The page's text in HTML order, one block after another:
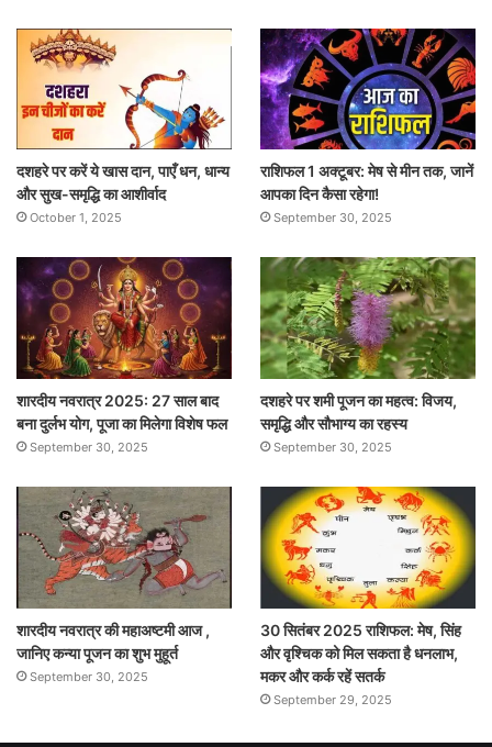
दशहरे पर करें ये खास दान, पाएँ धन, धान्य
और सुख-समृद्धि का आशीर्वाद
October 1, 2025
राशिफल 1 अक्टूबर: मेष से मीन तक, जानें
आपका दिन कैसा रहेगा!
September 30, 2025
शारदीय नवरात्र 2025: 27 साल बाद
बना दुर्लभ योग, पूजा का मिलेगा विशेष फल
September 30, 2025
दशहरे पर शमी पूजन का महत्व: विजय,
समृद्धि और सौभाग्य का रहस्य
September 30, 2025
शारदीय नवरात्र की महाअष्टमी आज ,
जानिए कन्या पूजन का शुभ मुहूर्त
September 30, 2025
30 सितंबर 2025 राशिफल: मेष, सिंह
और वृश्चिक को मिल सकता है धनलाभ,
मकर और कर्क रहें सतर्क
September 29, 2025